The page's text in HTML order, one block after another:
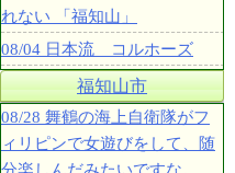
れない 「福知山」
08/04 日本流 コルホーズ
福知山市
08/28 舞鶴の海上自衛隊がフ
ィリピンで女遊びをして、随